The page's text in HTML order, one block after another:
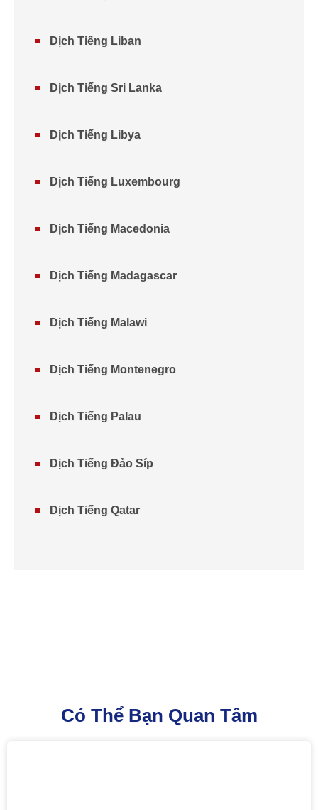
Dịch Tiếng Liban
Dịch Tiếng Sri Lanka
Dịch Tiếng Libya
Dịch Tiếng Luxembourg
Dịch Tiếng Macedonia
Dịch Tiếng Madagascar
Dịch Tiếng Malawi
Dịch Tiếng Montenegro
Dịch Tiếng Palau
Dịch Tiếng Đảo Síp
Dịch Tiếng Qatar
Có Thể Bạn Quan Tâm